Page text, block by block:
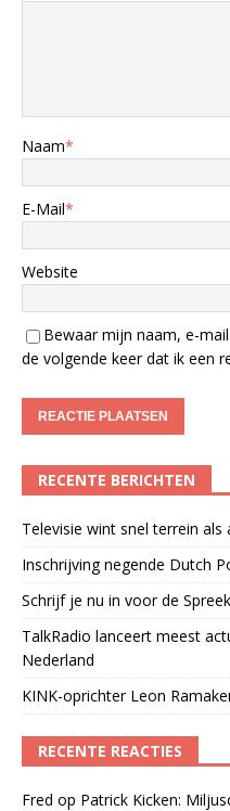
Naam*
E-Mail*
Website
Bewaar mijn naam, e-
de volgende keer dat ik een
RECENTE BERICHTEN
Televisie wint snel terrein
Inschrijving negende Dutch
Schrijf je nu in voor de
TalkRadio lanceert meest
Nederland
KINK-oprichter Leon
RECENTE REACTIES
Fred op Patrick Kicken: